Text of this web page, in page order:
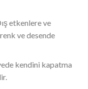
etkenlere ve
ve desende
kendini kapatma